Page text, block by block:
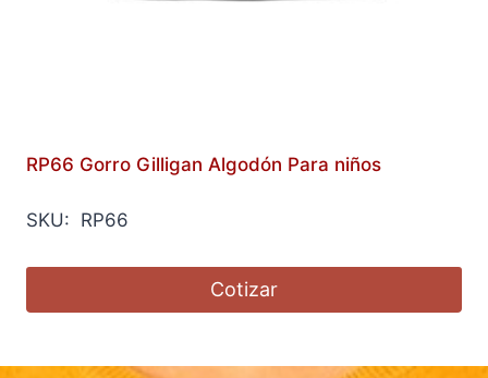
RP66 Gorro Gilligan Algodón Para niños
SKU: RP66
Cotizar